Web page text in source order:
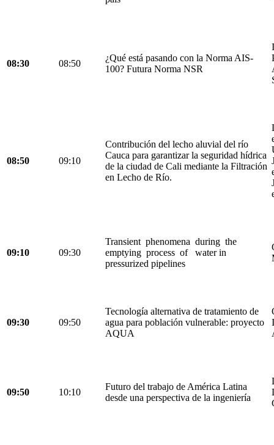
08:30 08:50
¿Qué está pasando con la Norma AIS-
100? Futura Norma NSR
08:50 09:10
Contribución del lecho aluvial del río
Cauca para garantizar la seguridad hídrica
de la ciudad de Cali mediante la Filtración
en Lecho de Río.
09:10 09:30
Transient phenomena during the
emptying process of water in
pressurized pipelines
09:30 09:50
Tecnología alternativa de tratamiento de
agua para población vulnerable: proyecto
AQUA
09:50 10:10
Futuro del trabajo de América Latina
desde una perspectiva de la ingeniería